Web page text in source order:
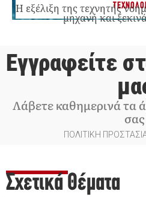
Η εξέλιξη της τεχνητής
μηχανή και
Εγγραφείτε
Λάβετε καθημερινά τα
σας
ΠΟΛΙΤΙΚΗ
Σχετικά Θέματα